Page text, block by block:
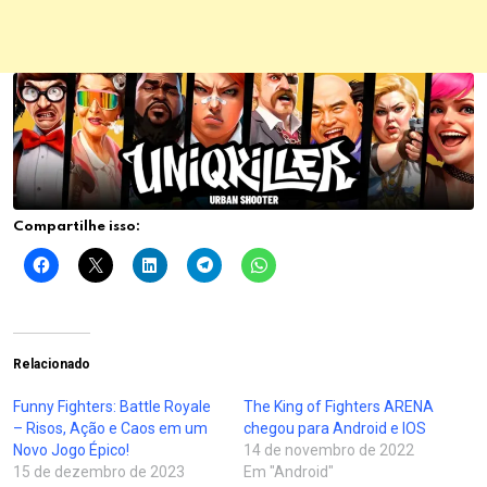
Compartilhe isso:
Relacionado
Funny Fighters: Battle Royale
– Risos, Ação e Caos em um
Novo Jogo Épico!
15 de dezembro de 2023
The King of Fighters ARENA
chegou para Android e IOS
14 de novembro de 2022
Em "Android"